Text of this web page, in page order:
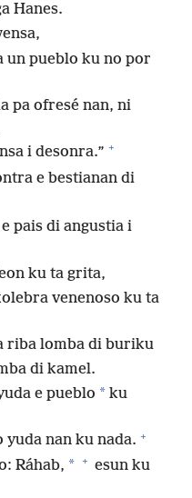
Hanes.
un pueblo ku no por
pa ofresé nan, ni
i desonra.” +
e bestianan di
pais di angustia i
ku ta grita,
venenoso ku ta
riba lomba di buriku
di kamel.
e pueblo * ku
yuda nan ku nada. +
Ráhab, * + esun ku